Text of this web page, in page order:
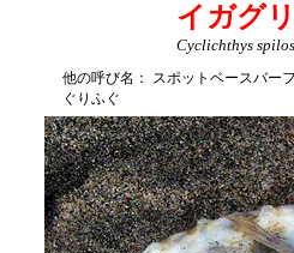
イガグ
Cyclichthys
他の呼び名：
スポットベースバー
ぐりふぐ